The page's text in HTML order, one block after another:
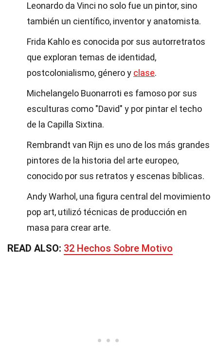
Leonardo da Vinci no solo fue un pintor, sino
también un científico, inventor y anatomista.
Frida Kahlo es conocida por sus autorretratos
que exploran temas de identidad,
postcolonialismo, género y clase.
Michelangelo Buonarroti es famoso por sus
esculturas como "David" y por pintar el techo
de la Capilla Sixtina.
Rembrandt van Rijn es uno de los más grandes
pintores de la historia del arte europeo,
conocido por sus retratos y escenas bíblicas.
Andy Warhol, una figura central del movimiento
pop art, utilizó técnicas de producción en
masa para crear arte.
READ ALSO: 32 Hechos Sobre Motivo